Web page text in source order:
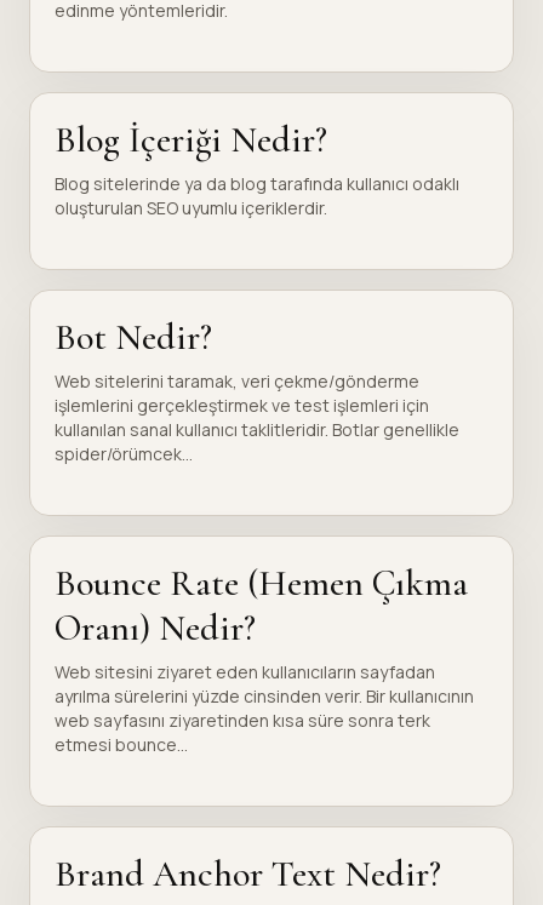
edinme yöntemleridir.
Blog İçeriği Nedir?
Blog sitelerinde ya da blog tarafında kullanıcı odaklı
oluşturulan SEO uyumlu içeriklerdir.
Bot Nedir?
Web sitelerini taramak, veri çekme/gönderme
işlemlerini gerçekleştirmek ve test işlemleri için
kullanılan sanal kullanıcı taklitleridir. Botlar genellikle
spider/örümcek...
Bounce Rate (Hemen Çıkma
Oranı) Nedir?
Web sitesini ziyaret eden kullanıcıların sayfadan
ayrılma sürelerini yüzde cinsinden verir. Bir kullanıcının
web sayfasını ziyaretinden kısa süre sonra terk
etmesi bounce...
Brand Anchor Text Nedir?